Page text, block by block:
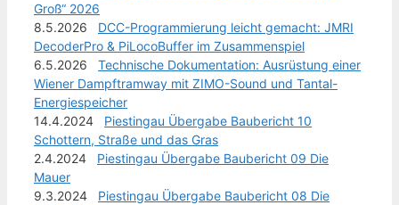
Groß“ 2026
8.5.2026 DCC-Programmierung leicht gemacht: JMRI
DecoderPro & PiLocoBuffer im Zusammenspiel
6.5.2026 Technische Dokumentation: Ausrüstung einer
Wiener Dampftramway mit ZIMO-Sound und Tantal-
Energiespeicher
14.4.2024 Piestingau Übergabe Baubericht 10
Schottern, Straße und das Gras
2.4.2024 Piestingau Übergabe Baubericht 09 Die
Mauer
9.3.2024 Piestingau Übergabe Baubericht 08 Die